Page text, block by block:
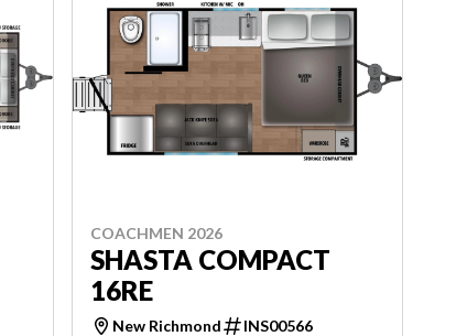
COACHMEN 2026
SHASTA COMPACT
16RE
New Richmond INS00566